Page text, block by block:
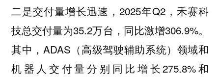
二是交付量增长迅速，2025年Q2，禾赛科
技总交付量为35.2万台，同比激增306.9%。
其中，ADAS（高级驾驶辅助系统）领域和
机器人交付量分别同比增长275.8%和